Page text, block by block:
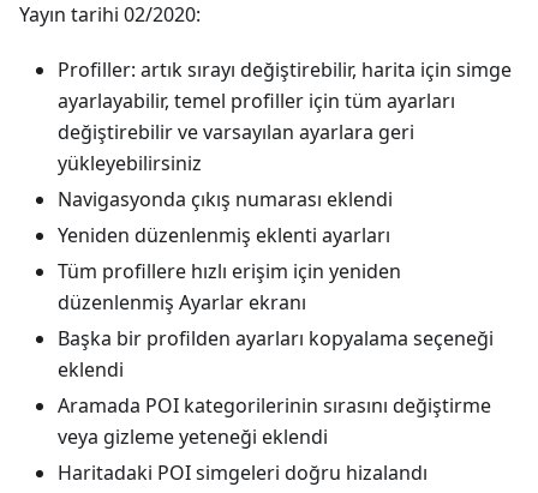
Yayın tarihi 02/2020:
Profiller: artık sırayı değiştirebilir, harita için simge
ayarlayabilir, temel profiller için tüm ayarları
değiştirebilir ve varsayılan ayarlara geri
yükleyebilirsiniz
Navigasyonda çıkış numarası eklendi
Yeniden düzenlenmiş eklenti ayarları
Tüm profillere hızlı erişim için yeniden
düzenlenmiş Ayarlar ekranı
Başka bir profilden ayarları kopyalama seçeneği
eklendi
Aramada POI kategorilerinin sırasını değiştirme
veya gizleme yeteneği eklendi
Haritadaki POI simgeleri doğru hizalandı